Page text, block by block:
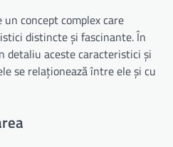
concept complex care
distincte și fascinante. În
detaliu aceste caracteristici și
se relaționează între ele și cu